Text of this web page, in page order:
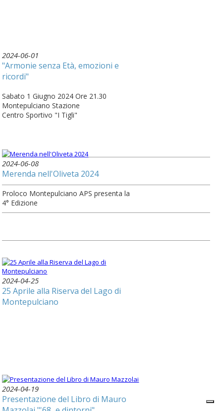
2024-06-01
"Armonie senza Età, emozioni e
ricordi"
Sabato 1 Giugno 2024 Ore 21.30
Montepulciano Stazione
Centro Sportivo "I Tigli"
2024-06-08
Merenda nell'Oliveta 2024
Proloco Montepulciano APS presenta la
4° Edizione
2024-04-25
25 Aprile alla Riserva del Lago di
Montepulciano
2024-04-19
Presentazione del Libro di Mauro